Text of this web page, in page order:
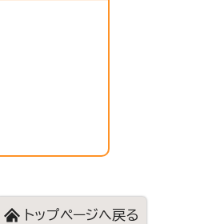
トップページへ戻る